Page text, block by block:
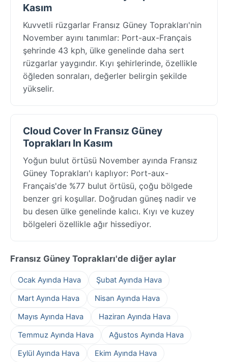
Kasım
Kuvvetli rüzgarlar Fransız Güney Toprakları'nin
November ayını tanımlar: Port-aux-Français
şehrinde 43 kph, ülke genelinde daha sert
rüzgarlar yaygındır. Kıyı şehirlerinde, özellikle
öğleden sonraları, değerler belirgin şekilde
yükselir.
Cloud Cover In Fransız Güney
Toprakları In Kasım
Yoğun bulut örtüsü November ayında Fransız
Güney Toprakları'ı kaplıyor: Port-aux-
Français'de %77 bulut örtüsü, çoğu bölgede
benzer gri koşullar. Doğrudan güneş nadir ve
bu desen ülke genelinde kalıcı. Kıyı ve kuzey
bölgeleri özellikle ağır hissediyor.
Fransız Güney Toprakları'de diğer aylar
Ocak Ayında Hava
Şubat Ayında Hava
Mart Ayında Hava
Nisan Ayında Hava
Mayıs Ayında Hava
Haziran Ayında Hava
Temmuz Ayında Hava
Ağustos Ayında Hava
Eylül Ayında Hava
Ekim Ayında Hava